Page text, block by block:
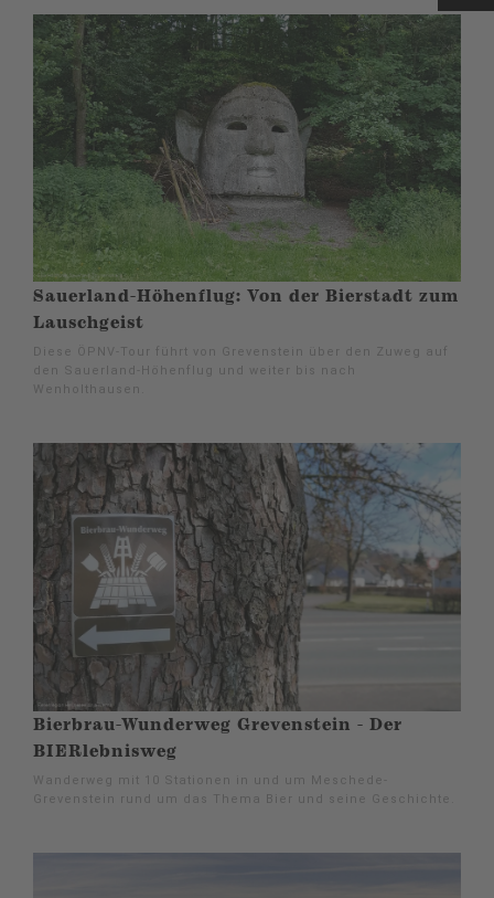
Sauerland-Höhenflug: Von der Bierstadt zum
Lauschgeist
Diese ÖPNV-Tour führt von Grevenstein über den Zuweg auf
den Sauerland-Höhenflug und weiter bis nach
Wenholthausen.
Bierbrau-Wunderweg Grevenstein - Der
BIERlebnisweg
Wanderweg mit 10 Stationen in und um Meschede-
Grevenstein rund um das Thema Bier und seine Geschichte.